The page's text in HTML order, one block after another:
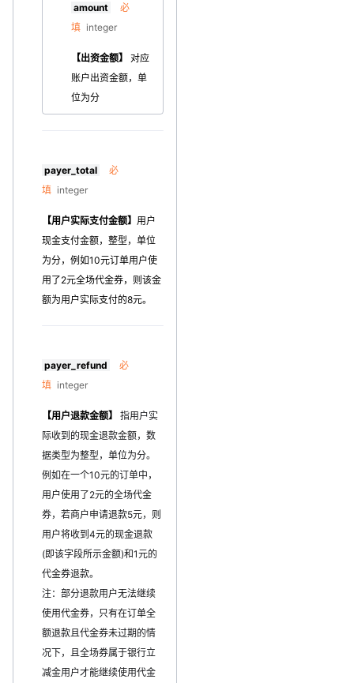
amount
必
填 integer
【出资金额】
对应
账户出资金额，单
位为分
payer_total
必
填 integer
【用户实际支付金额】 用户
现金支付金额，整型，单位
为分，例如10元订单用户使
用了2元全场代金券，则该金
额为用户实际支付的8元。
payer_refund
必
填 integer
【用户退款金额】
指用户实
际收到的现金退款金额，数
据类型为整型，单位为分。
例如在一个10元的订单中，
用户使用了2元的全场代金
券，若商户申请退款5元，则
用户将收到4元的现金退款
(即该字段所示金额)和1元的
代金券退款。
注：部分退款用户无法继续
使用代金券，只有在订单全
额退款且代金券未过期的情
况下，且全场券属于银行立
减金用户才能继续使用代金